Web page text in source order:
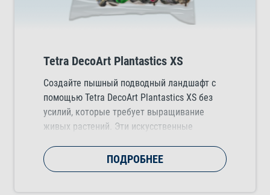
Tetra DecoArt Plantastics XS
Создайте пышный подводный ландшафт с
помощью Tetra DecoArt Plantastics XS без
усилий, которые требует выращивание
живых растений. Эти искусственные
добавляют цвет, движение и структуру в
любой тропический, холодноводный и
ПОДРОБНЕЕ